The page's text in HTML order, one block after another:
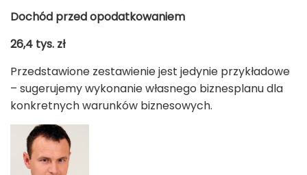
Dochód przed opodatkowaniem
26,4 tys. zł
Przedstawione zestawienie jest jedynie przykładowe
– sugerujemy wykonanie własnego biznesplanu dla
konkretnych warunków biznesowych.